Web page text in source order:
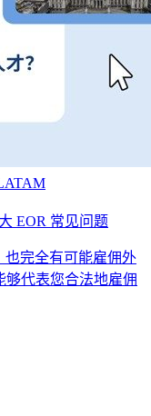
EOR 常见问题
也完全有可能雇佣外
够代表您合法地雇佣